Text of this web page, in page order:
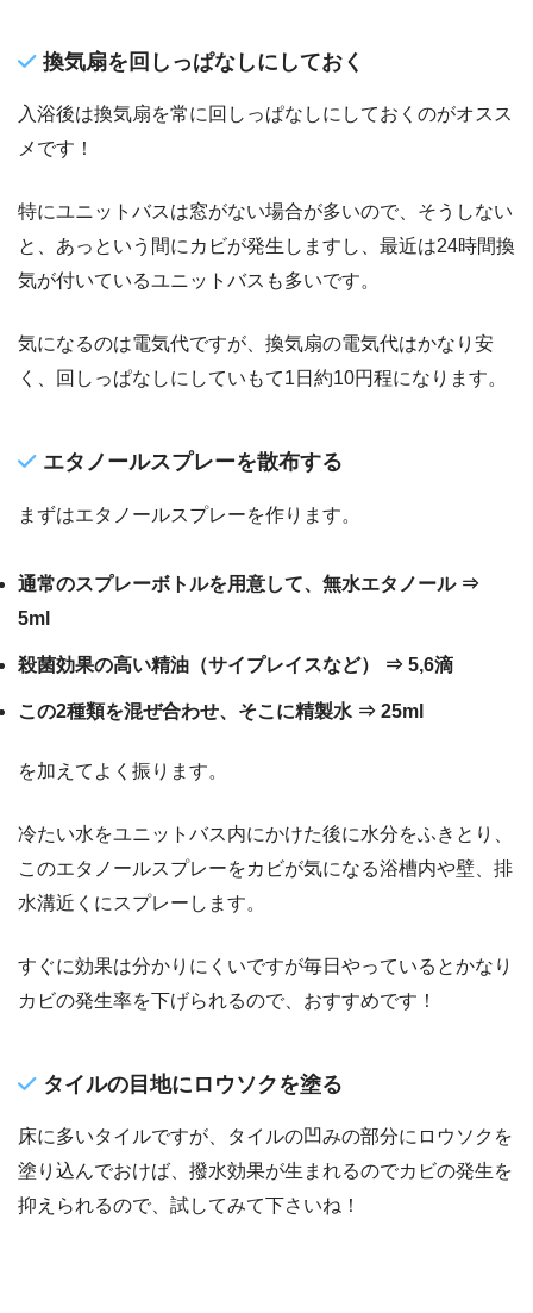
換気扇を回しっぱなしにしておく
入浴後は換気扇を常に回しっぱなしにしておくのがオスス
メです！
特にユニットバスは窓がない場合が多いので、そうしない
と、あっという間にカビが発生しますし、最近は24時間換
気が付いているユニットバスも多いです。
気になるのは電気代ですが、換気扇の電気代はかなり安
く、回しっぱなしにしていもて1日約10円程になります。
エタノールスプレーを散布する
まずはエタノールスプレーを作ります。
通常のスプレーボトルを用意して、無水エタノール ⇒
5ml
殺菌効果の高い精油（サイプレイスなど） ⇒ 5,6滴
この2種類を混ぜ合わせ、そこに精製水 ⇒ 25ml
を加えてよく振ります。
冷たい水をユニットバス内にかけた後に水分をふきとり、
このエタノールスプレーをカビが気になる浴槽内や壁、排
水溝近くにスプレーします。
すぐに効果は分かりにくいですが毎日やっているとかなり
カビの発生率を下げられるので、おすすめです！
タイルの目地にロウソクを塗る
床に多いタイルですが、タイルの凹みの部分にロウソクを
塗り込んでおけば、撥水効果が生まれるのでカビの発生を
抑えられるので、試してみて下さいね！